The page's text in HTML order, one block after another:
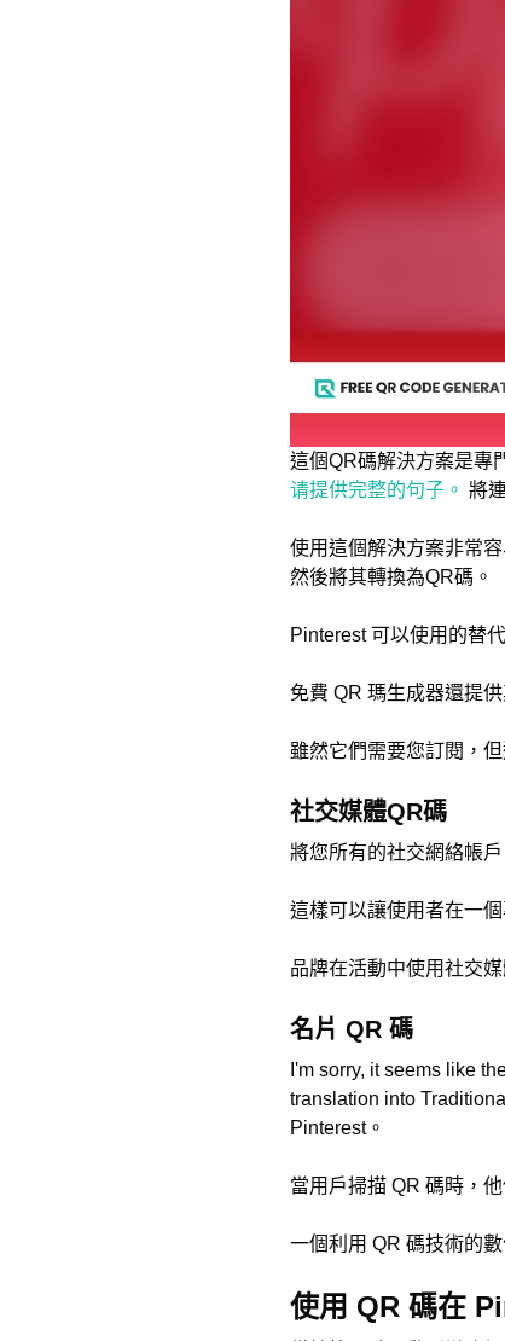
這個QR碼解決方案是專
请提供完整的句子。 將
使用這個解決方案非常
然後將其轉換為QR碼。
Pinterest 可以使用的替
免費 QR 瑪生成器還提
雖然它們需要您訂閱，
社交媒體QR碼
將您所有的社交網絡帳
這樣可以讓使用者在一
品牌在活動中使用社交
名片 QR 碼
I'm sorry, it seems like
translation into
Pinterest。
當用戶掃描 QR 碼時，
一個利用 QR 碼技術的
使用 QR 碼在